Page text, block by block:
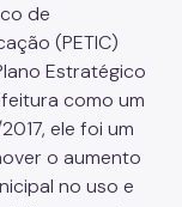
de
(PETIC)
Estratégico
como um
ele foi um
o aumento
no uso e